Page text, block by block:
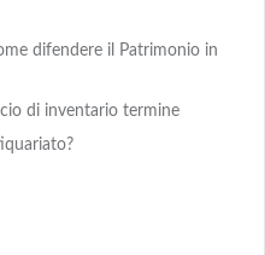
difendere il Patrimonio in
di inventario termine